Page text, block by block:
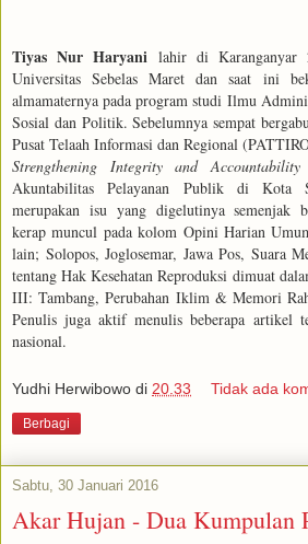
Tiyas Nur Haryani lahir di Karanganyar
Universitas Sebelas Maret dan saat ini
almamaternya pada program studi Ilmu
Sosial dan Politik. Sebelumnya sempat
Pusat Telaah Informasi dan Regional
Strengthening Integrity and
Akuntabilitas Pelayanan Publik di Kota
merupakan isu yang digelutinya semenjak
kerap muncul pada kolom Opini Harian
lain; Solopos, Joglosemar, Jawa Pos, Suara
tentang Hak Kesehatan Reproduksi dimuat
III: Tambang, Perubahan Iklim & Memori
Penulis juga aktif menulis beberapa artikel
nasional.
Yudhi Herwibowo di 20.33 Tidak ada
Berbagi
Sabtu, 30 Januari 2016
Akar Hujan - Dua Kumpulan